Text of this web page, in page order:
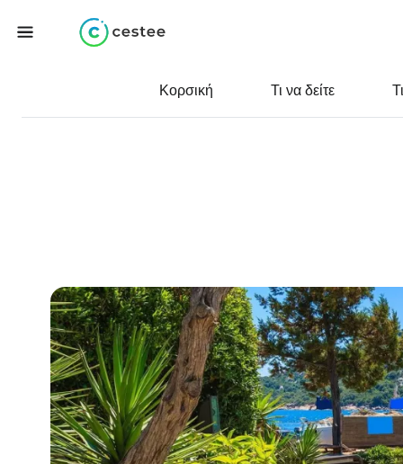
Κορσική Τι να δείτε